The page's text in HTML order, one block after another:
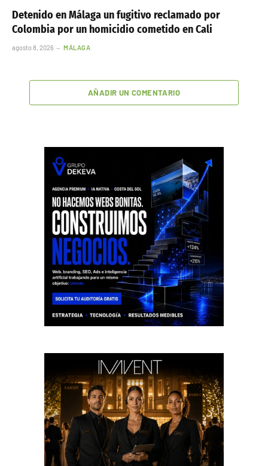
Detenido en Málaga un fugitivo reclamado por
Colombia por un homicidio cometido en Cali
agosto 8, 2026 MÁLAGA
AÑADIR UN COMENTARIO